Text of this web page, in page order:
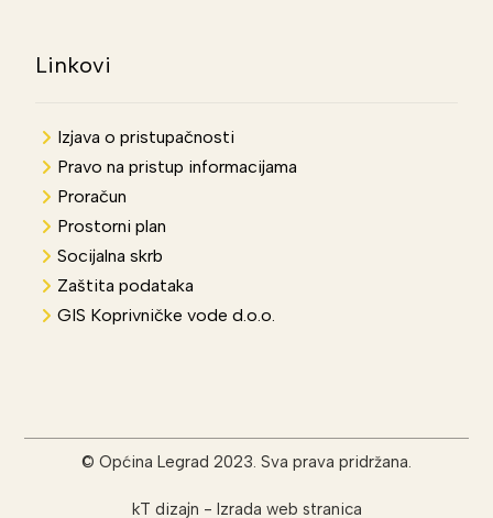
Linkovi
Izjava o pristupačnosti
Pravo na pristup informacijama
Proračun
Prostorni plan
Socijalna skrb
Zaštita podataka
GIS Koprivničke vode d.o.o.
© Općina Legrad 2023. Sva prava pridržana.
kT dizajn - Izrada web stranica